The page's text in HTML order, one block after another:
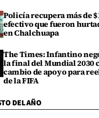
Policía recupera más de
efectivo que fueron
en Chalchuapa
The Times: Infantino
la final del Mundial 2030
cambio de apoyo para
de la FIFA
DEL AÑO